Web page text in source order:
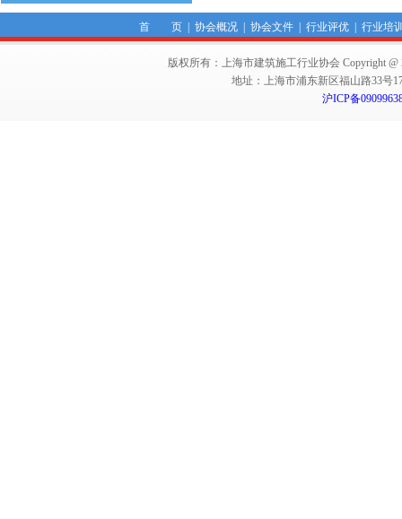
首 页| 协会概况| 协会文件| 行业评优| 行业培
版权所有：上海市建筑施工行业协会 Copyright @
地址：上海市浦东新区福山路33号
沪ICP备